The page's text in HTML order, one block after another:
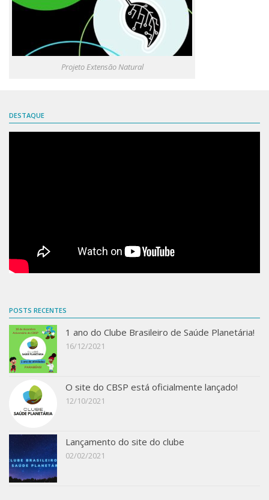
Projeto Extensão Natural
DESTAQUE
POSTS RECENTES
1 ano do Clube Brasileiro de Saúde Planetária!
16/12/2021
O site do CBSP está oficialmente lançado!
12/10/2021
Lançamento do site do clube
02/02/2021